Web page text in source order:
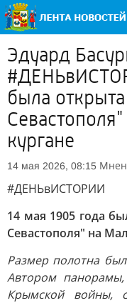
Эдуард
была
кургане
14 мая 2026, 08:15
#ДЕНЬвИСТОРИИ
14 мая 1905 года
Севастополя" на
Размер полотна
Автором панорамы,
Крымской войны,